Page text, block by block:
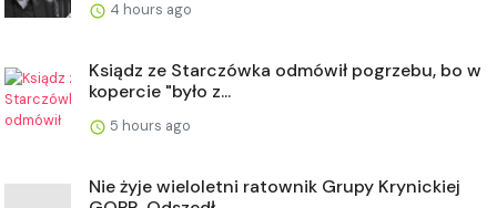
4 hours ago
Ksiądz ze Starczówka odmówił pogrzebu, bo w
kopercie "było z...
5 hours ago
Nie żyje wieloletni ratownik Grupy Krynickiej